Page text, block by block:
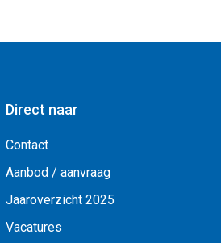
Direct naar
Contact
Aanbod / aanvraag
Jaaroverzicht 2025
Vacatures